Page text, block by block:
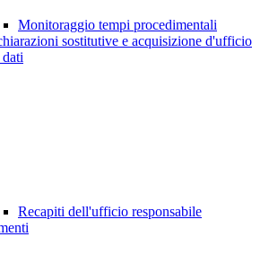
Monitoraggio tempi procedimentali
sostitutive e acquisizione d'ufficio
Recapiti dell'ufficio responsabile